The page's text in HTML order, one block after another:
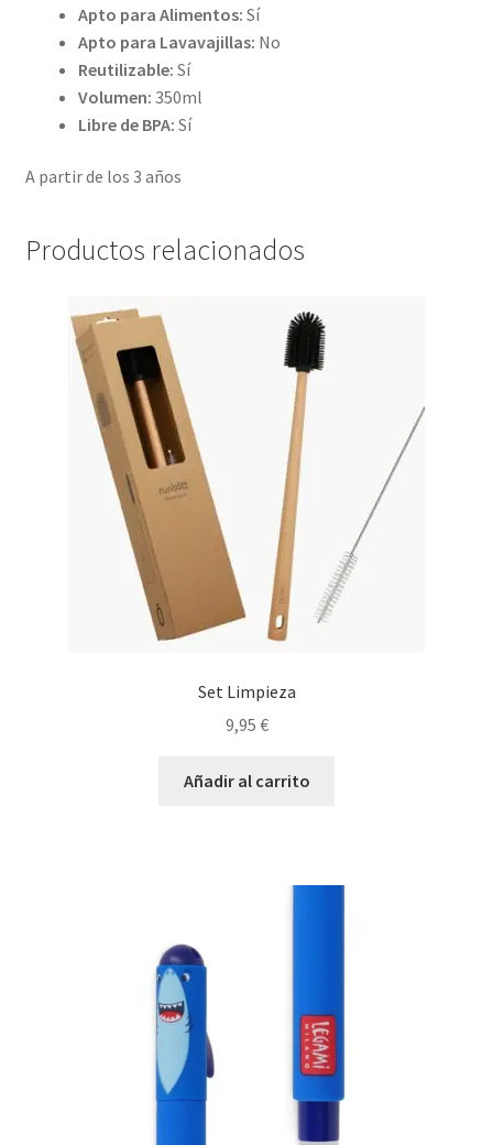
Apto para Alimentos: Sí
Apto para Lavavajillas: No
Reutilizable: Sí
Volumen: 350ml
Libre de BPA: Sí
A partir de los 3 años
Productos relacionados
Set Limpieza
9,95 €
Añadir al carrito